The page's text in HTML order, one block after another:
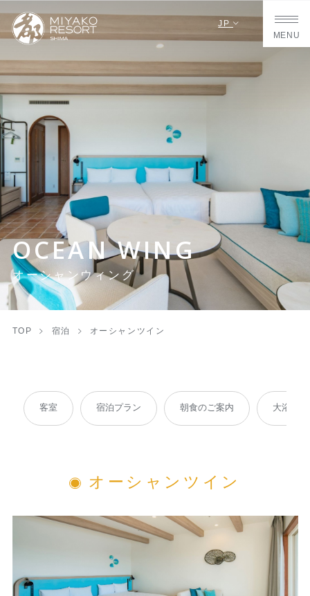
JP
MENU
OCEAN WING
オーシャンウィング
TOP 宿泊 オーシャンツイン
客室 宿泊プラン 朝食のご案内 大浴場
オーシャンツイン